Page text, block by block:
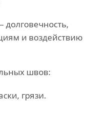
и воздействию
швов:
грязи.